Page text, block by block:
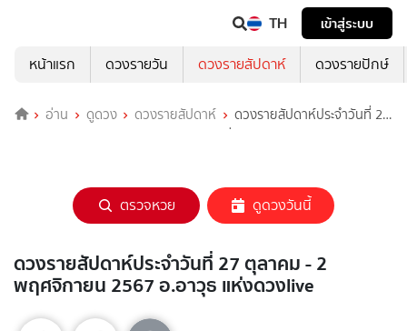
TH
เข้าสู่ระบบ
หน้าแรก
ดวงรายวัน ดวงรายสัปดาห์ ดวงรายปักษ์
อ่าน ดูดวง ดวงรายสัปดาห์
ดวงรายสัปดาห์ประจำวันที่ 27
ตุลาคม - 2 พฤศจิกายน 2567 อ.อาวุธ แห่งดวงlive
ตรวจหวย ดูดวงวันนี้
ดวงรายสัปดาห์ประจำวันที่ 27 ตุลาคม - 2
พฤศจิกายน 2567 อ.อาวุธ แห่งดวงlive